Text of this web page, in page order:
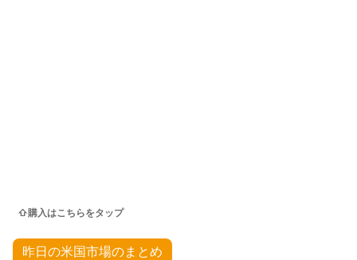
⇧購入はこちらをタップ
昨日の米国市場のまとめ